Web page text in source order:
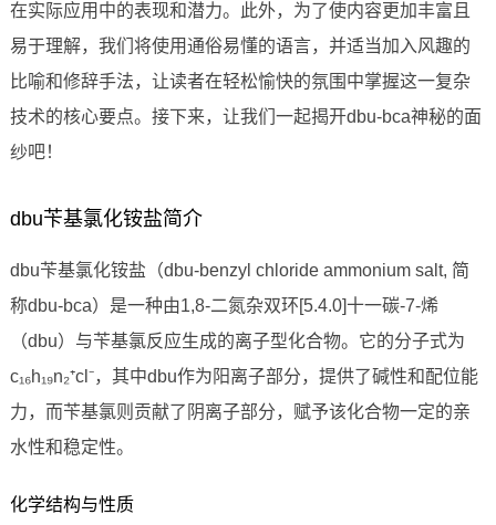
在实际应用中的表现和潜力。此外，为了使内容更加丰富且
易于理解，我们将使用通俗易懂的语言，并适当加入风趣的
比喻和修辞手法，让读者在轻松愉快的氛围中掌握这一复杂
技术的核心要点。接下来，让我们一起揭开dbu-bca神秘的面
纱吧！
dbu苄基氯化铵盐简介
dbu苄基氯化铵盐（dbu-benzyl chloride ammonium salt, 简
称dbu-bca）是一种由1,8-二氮杂双环[5.4.0]十一碳-7-烯
（dbu）与苄基氯反应生成的离子型化合物。它的分子式为
c₁₆h₁₉n₂⁺cl⁻，其中dbu作为阳离子部分，提供了碱性和配位能
力，而苄基氯则贡献了阴离子部分，赋予该化合物一定的亲
水性和稳定性。
化学结构与性质